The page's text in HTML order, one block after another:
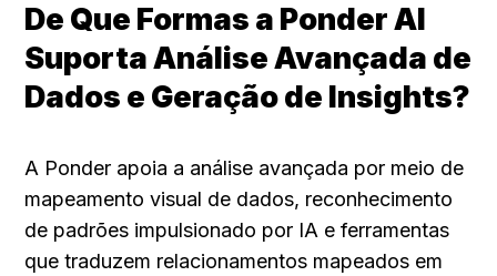
De Que Formas a Ponder AI
Suporta Análise Avançada de
Dados e Geração de Insights?
A Ponder apoia a análise avançada por meio de
mapeamento visual de dados, reconhecimento
de padrões impulsionado por IA e ferramentas
que traduzem relacionamentos mapeados em